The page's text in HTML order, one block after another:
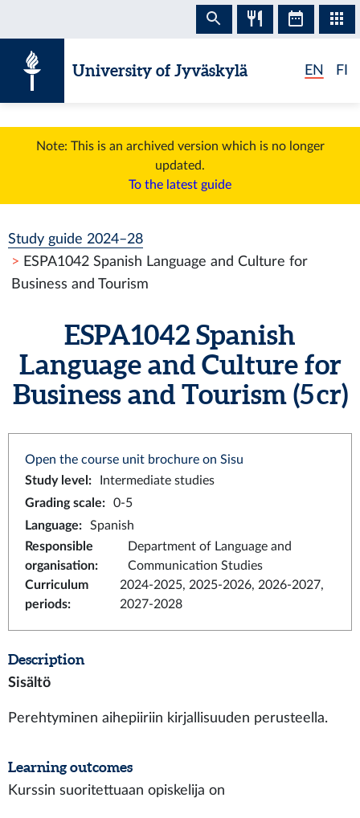
University of Jyväskylä EN FI
Note: This is an archived version which is no longer
updated.
To the latest guide
Study guide 2024–28
ESPA1042 Spanish Language and Culture for
Business and Tourism
ESPA1042 Spanish
Language and Culture for
Business and Tourism (5 cr)
Open the course unit brochure on Sisu
Study level :
Intermediate studies
Grading scale:
0-5
Language:
Spanish
Responsible
organisation:
Department of Language and
Communication Studies
Curriculum
periods:
2024-2025, 2025-2026, 2026-2027,
2027-2028
Description
Sisältö
Perehtyminen aihepiiriin kirjallisuuden perusteella.
Learning outcomes
Kurssin suoritettuaan opiskelija on